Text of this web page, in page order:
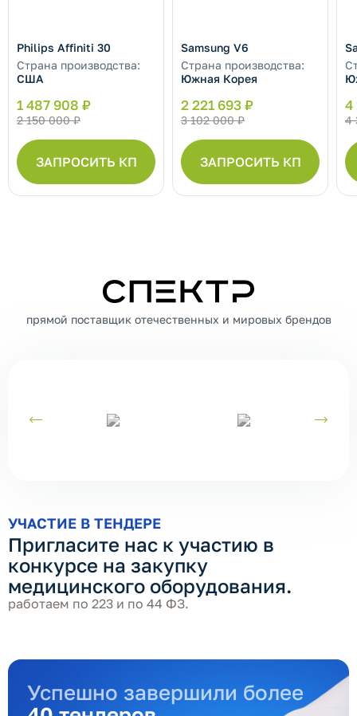
Philips Affiniti 30
Страна производства:
США
1 487 908 ₽
2 150 000 ₽
ЗАПРОСИТЬ КП
Samsung V6
Страна производства:
Южная Корея
2 221 693 ₽
3 102 000 ₽
ЗАПРОСИТЬ КП
4
4
СПЕКТР
прямой поставщик отечественных и мировых брендов
УЧАСТИЕ В ТЕНДЕРЕ
Пригласите нас к участию в
конкурсе на закупку
медицинского оборудования.
работаем по 223 и по 44 ФЗ.
Успешно завершили более